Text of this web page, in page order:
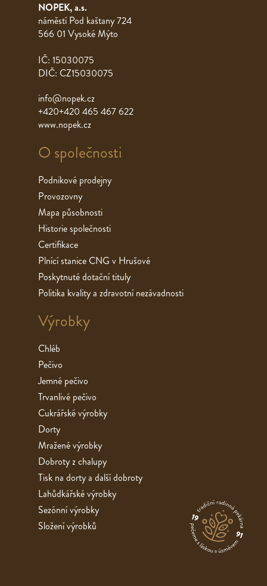
NOPEK, a.s.
náměstí Pod kaštany 724
566 01 Vysoké Mýto
IČ: 15030075
DIČ: CZ15030075
info@nopek.cz
+420+420 465 467 622
www.nopek.cz
O společnosti
Podnikové prodejny
Provozovny
Mapa působnosti
Historie společnosti
Certifikace
Plnící stanice CNG v Hrušové
Poskytnuté dotační tituly
Politika kvality a zdravotní nezávadnosti
Výrobky
Chléb
Pečivo
Jemné pečivo
Trvanlivé pečivo
Cukrářské výrobky
Dorty
Mražené výrobky
Dobroty z chalupy
Tisk na dorty a další dobroty
Lahůdkářské výrobky
Sezónní výrobky
Složení výrobků